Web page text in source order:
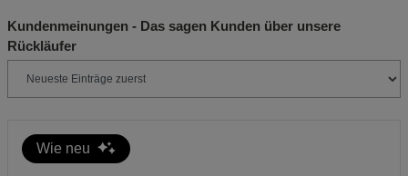
Vermeiden Sie Zugluft, die Funken oder Glut verteilen
könnte.
Reinigen Sie den Halter regelmäßig, um
Entsorgungshinweise
Kundenmeinungen - Das sagen Kunden über unsere
Rückläufer
Wie neu
Notwendige Cookies (5)
Beschreibung Notwendige Cookies
Statistik Cookies (1)
Beschreibung Statistik Cookies